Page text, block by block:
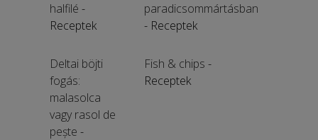
halfilé -
Receptek
paradicsommártásban
- Receptek
Deltai böjti
fogás:
malasolca
vagy rasol de
pește -
Fish & chips -
Receptek